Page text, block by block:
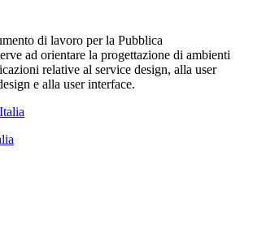
di lavoro per la Pubblica
ad orientare la progettazione di ambienti
relative al service design, alla user
e alla user interface.